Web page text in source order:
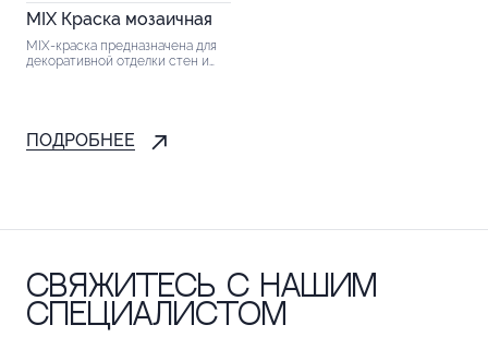
MIX Краска мозаичная
MIX-краска предназначена для
декоративной отделки стен и
ПОДРОБНЕЕ
Свяжитесь с нашим
специалистом